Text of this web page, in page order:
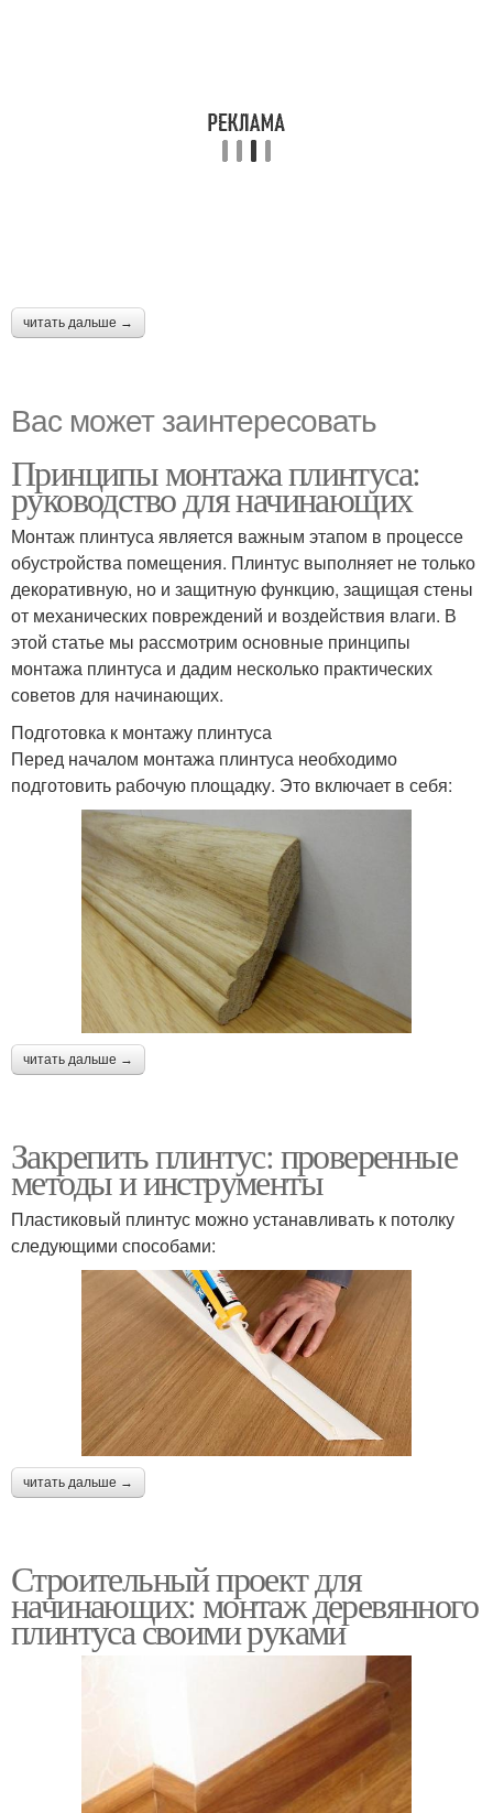
читать дальше →
Вас может заинтересовать
Принципы монтажа плинтуса:
руководство для начинающих
Монтаж плинтуса является важным этапом в процессе
обустройства помещения. Плинтус выполняет не только
декоративную, но и защитную функцию, защищая стены
от механических повреждений и воздействия влаги. В
этой статье мы рассмотрим основные принципы
монтажа плинтуса и дадим несколько практических
советов для начинающих.
Подготовка к монтажу плинтуса
Перед началом монтажа плинтуса необходимо
подготовить рабочую площадку. Это включает в себя:
читать дальше →
Закрепить плинтус: проверенные
методы и инструменты
Пластиковый плинтус можно устанавливать к потолку
следующими способами:
читать дальше →
Строительный проект для
начинающих: монтаж деревянного
плинтуса своими руками